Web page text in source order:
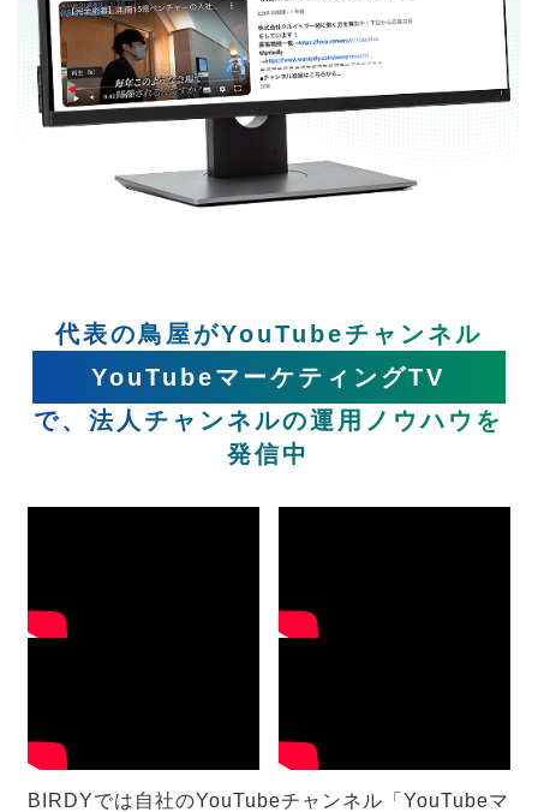
代表の鳥屋がYouTubeチャンネル
YouTubeマーケティングTV
で、法人チャンネルの運用ノウハウを
発信中
BIRDYでは自社のYouTubeチャンネル「YouTubeマ